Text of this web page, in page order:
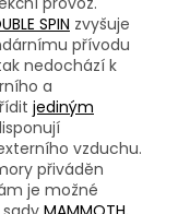
SPIN zvyšuje
přívodu
nedochází k
a
jediným
vzduchu.
přiváděn
je možné